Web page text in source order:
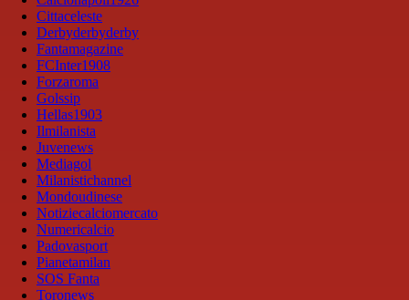
Cittaceleste
Derbyderbyderby
Fantamagazine
FCInter1908
Forzaroma
Golssip
Hellas1903
Ilmilanista
Juvenews
Mediagol
Milanistichannel
Mondoudinese
Notiziecalciomercato
Numericalcio
Padovasport
Pianetamilan
SOS Fanta
Toronews